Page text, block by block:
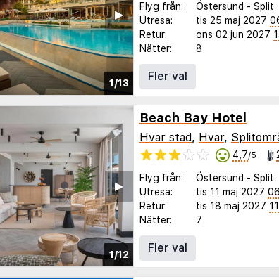
1/13
▶︎
Flyg från: Östersund - Split
Utresa:
tis 25 maj 2027
Retur:
ons 02 jun 2027
Nätter:
8
Fler val
1/12
▶︎
Beach Bay Hotel
Hvar stad, Hvar,
4,7/5
Flyg från: Östersund - Split
Utresa:
tis 11 maj 2027
Retur:
tis 18 maj 2027
Nätter:
7
Fler val